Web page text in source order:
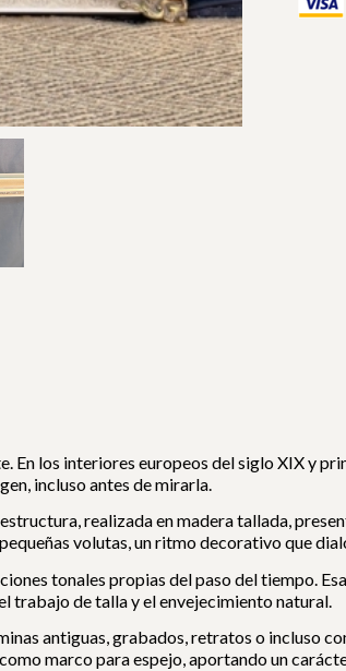
En los interiores europeos del siglo XIX y
incluso antes de mirarla.
realizada en madera tallada,
volutas, un ritmo decorativo que
tonales propias del paso del tiempo.
trabajo de talla y el envejecimiento natural.
antiguas, grabados, retratos o incluso
marco para espejo, aportando un